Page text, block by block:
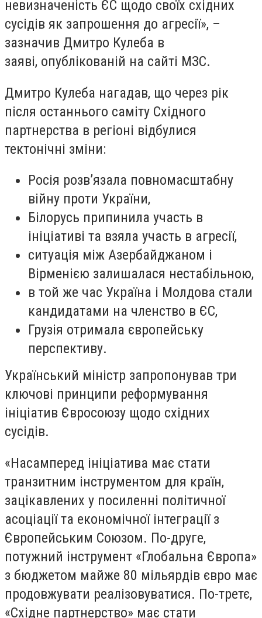
невизначеність ЄС щодо своїх східних
сусідів як запрошення до агресії», –
зазначив Дмитро Кулеба в
заяві, опублікованій на сайті МЗС.
Дмитро Кулеба нагадав, що через рік
після останнього саміту Східного
партнерства в регіоні відбулися
тектонічні зміни:
Росія розв’язала повномасштабну
війну проти України,
Білорусь припинила участь в
ініціативі та взяла участь в агресії,
ситуація між Азербайджаном і
Вірменією залишалася нестабільною,
в той же час Україна і Молдова стали
кандидатами на членство в ЄС,
Грузія отримала європейську
перспективу.
Український міністр запропонував три
ключові принципи реформування
ініціатив Євросоюзу щодо східних
сусідів.
«Насамперед ініціатива має стати
транзитним інструментом для країн,
зацікавлених у посиленні політичної
асоціації та економічної інтеграції з
Європейським Союзом. По-друге,
потужний інструмент «Глобальна Європа»
з бюджетом майже 80 мільярдів євро має
продовжувати реалізовуватися. По-третє,
«Східне партнерство» має стати